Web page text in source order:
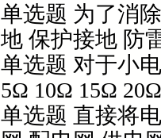
单选题 为了消
地 保护接地 防
单选题 对于小
5Ω 10Ω 15Ω
单选题 直接将